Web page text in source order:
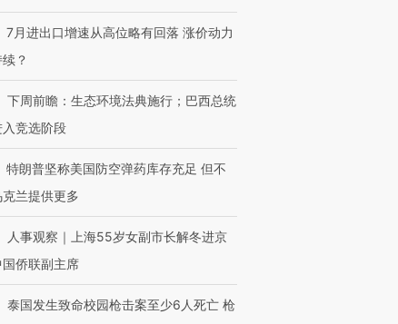
7月进出口增速从高位略有回落 涨价动力
？
下周前瞻：生态环境法典施行；巴西总统
入竞选阶段
特朗普坚称美国防空弹药库存充足 但不
兰提供更多
人事观察｜上海55岁女副市长解冬进京
侨联副主席
泰国发生致命校园枪击案至少6人死亡 枪